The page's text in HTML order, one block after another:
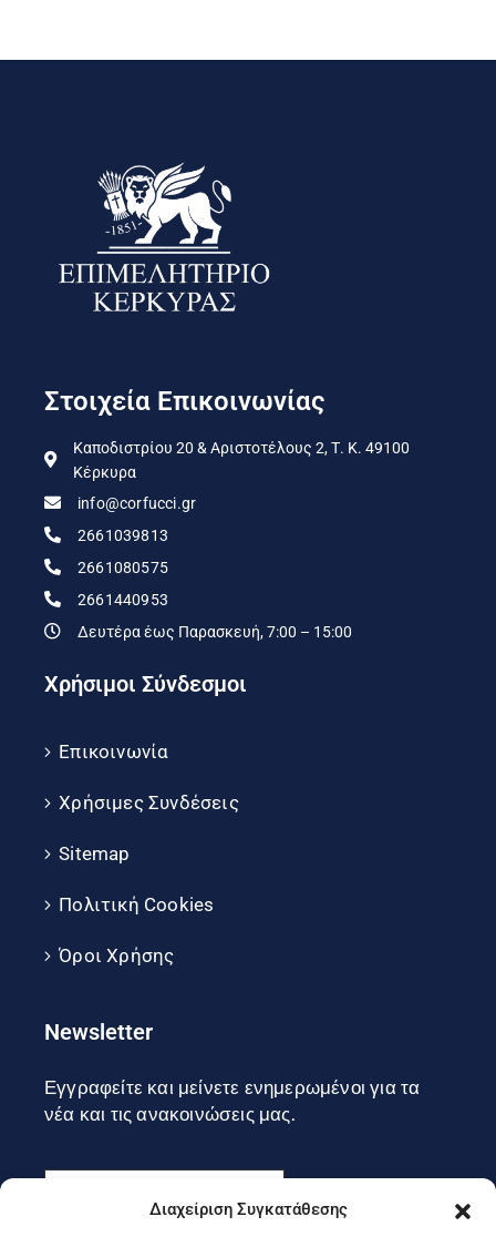
Διαχείριση Συγκατάθεσης
Στοιχεία Επικοινωνίας
Καποδιστρίου 20 & Αριστοτέλους 2, Τ. Κ. 49100
Κέρκυρα
info@corfucci.gr
2661039813
2661080575
2661440953
Δευτέρα έως Παρασκευή, 7:00 – 15:00
Χρήσιμοι Σύνδεσμοι
Επικοινωνία
Χρήσιμες Συνδέσεις
Sitemap
Πολιτική Cookies
Όροι Χρήσης
Newsletter
Εγγραφείτε και μείνετε ενημερωμένοι για τα
νέα και τις ανακοινώσεις μας.